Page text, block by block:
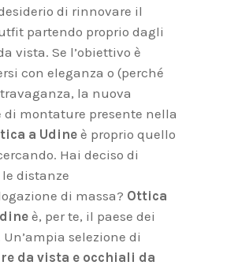
di rinnovare il
partendo proprio dagli
vista. Se l’obiettivo è
con eleganza o (perché
la nuova
di montature presente nella
a Udine è proprio quello
Hai deciso di
distanze
di massa? Ottica
è, per te, il paese dei
selezione di
da vista e occhiali da